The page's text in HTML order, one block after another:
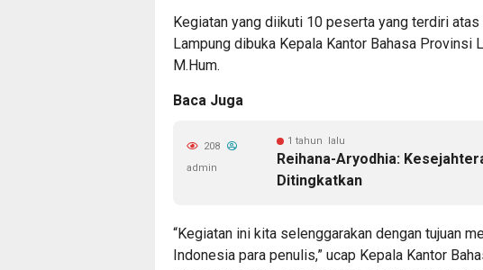
Kegiatan yang diikuti 10 peserta yang terdiri
Lampung dibuka Kepala Kantor Bahasa Provinsi
M.Hum.
Baca Juga
1 tahun lalu
Reihana-Aryodhia:
Ditingkatkan
208
admin
“Kegiatan ini kita selenggarakan dengan tujuan
Indonesia para penulis,” ucap Kepala Kantor